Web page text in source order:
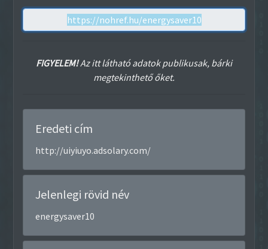
FIGYELEM!Az itt látható adatok publikusak, bárki
megtekinthető őket.
Eredeti cím
http://uiyiuyo.adsolary.com/
Jelenlegi rövid név
energysaver10